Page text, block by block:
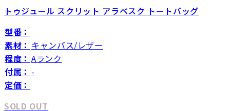
トゥジュール スクリット アラベスク トートバッグ
型番：
素材： キャンバス/レザー
程度： Aランク
付属： -
定価：
SOLD OUT